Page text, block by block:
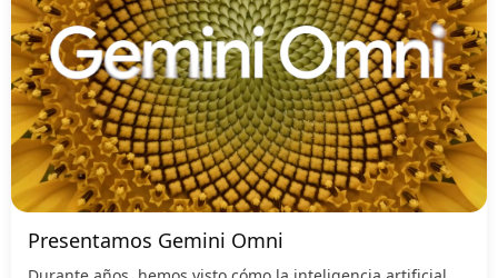
Presentamos Gemini Omni